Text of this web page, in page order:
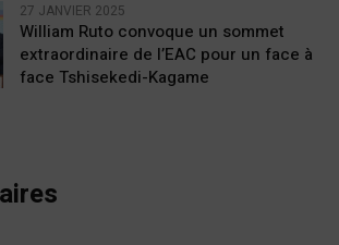
27 JANVIER 2025
William Ruto convoque un sommet
extraordinaire de l’EAC pour un face à
face Tshisekedi-Kagame